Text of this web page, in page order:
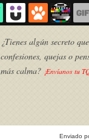
¿Tienes algún secreto
confesiones, quejas o
más calma? ¡Envíanos tu
Enviado